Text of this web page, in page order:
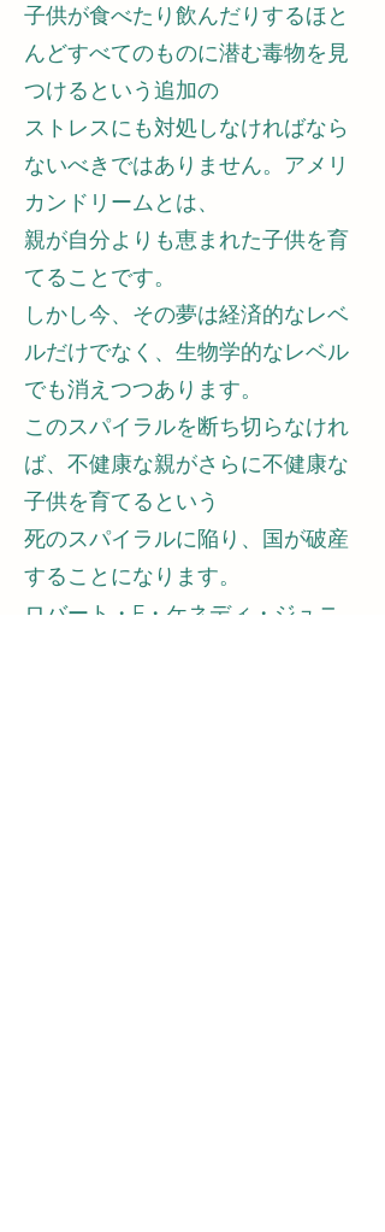
子供が食べたり飲んだりするほと
んどすべてのものに潜む毒物を見
つけるという追加の
ストレスにも対処しなければなら
ないべきではありません。アメリ
カンドリームとは、
親が自分よりも恵まれた子供を育
てることです。
しかし今、その夢は経済的なレベ
ルだけでなく、生物学的なレベル
でも消えつつあります。
このスパイラルを断ち切らなけれ
ば、不健康な親がさらに不健康な
子供を育てるという
死のスパイラルに陥り、国が破産
することになります。
ロバート・F・ケネディ・ジュニ